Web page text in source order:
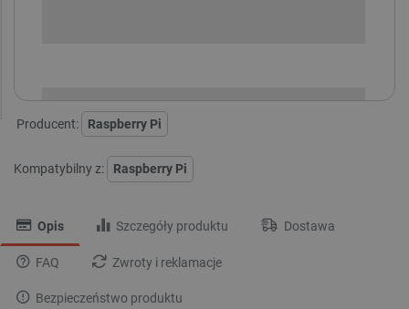
Producent: Raspberry Pi
Kompatybilny z: Raspberry Pi
Opis Szczegóły produktu Dostawa
FAQ Zwroty i reklamacje
Bezpieczeństwo produktu